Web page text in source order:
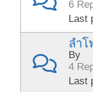
6
Last
ลำโ
By
4
Last